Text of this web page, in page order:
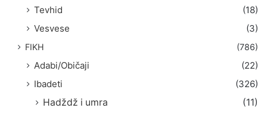
Tevhid
(18)
Vesvese
(3)
FIKH (786)
Adabi/Običaji
(22)
Ibadeti
(326)
Hadždž i umra
(11)